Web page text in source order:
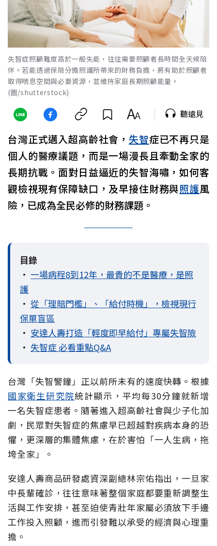
失智症照顧難度高於一般失能，往往需要照顧者長時間全天候陪
伴。若能透過保險分擔照護所帶來的財務負擔，將有助於照顧者
取得喘息空間與必要資源，並維持家庭長期照顧能量。
(圖/shutterstock)
聽遠見
台灣正式邁入超高齡社會， 失智症已不再只是
個人的醫療議題，而是一場漫長且牽動全家的
長期抗戰。面對日益逼近的失智海嘯，如何客
觀檢視現有保障缺口，及早接住財務與照護風
險，已成為全民必修的財務課題。
目錄
• 一場病程8到12年，最貴的不是醫療，是照
護
• 從「理賠門檻」、「給付時機」，檢視現行
保單盲區
• 安達人壽打造「輕度即早給付」專屬失智險
• 失智症 必看重點Q&A
台灣「失智警鐘」正以前所未有的速度快轉。根據
國家衛生研究院統計顯示，平均每30分鐘就新增
一名失智症患者。隨著進入超高齡社會與少子化加
劇，民眾對失智症的焦慮早已超越對疾病本身的恐
懼，更深層的集體焦慮，在於害怕「一人生病，拖
垮全家」。
安達人壽商品研發處資深副總林宗佑指出，一旦家
中長輩確診，往往意味著整個家庭都要重新調整生
活與工作安排，甚至迫使青壯年家屬必須放下手邊
工作投入照顧，進而引發難以承受的經濟與心理重
擔。